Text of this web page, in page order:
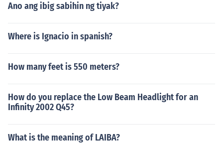
Ano ang ibig sabihin ng tiyak?
Where is Ignacio in spanish?
How many feet is 550 meters?
How do you replace the Low Beam Headlight for an
Infinity 2002 Q45?
What is the meaning of LAIBA?